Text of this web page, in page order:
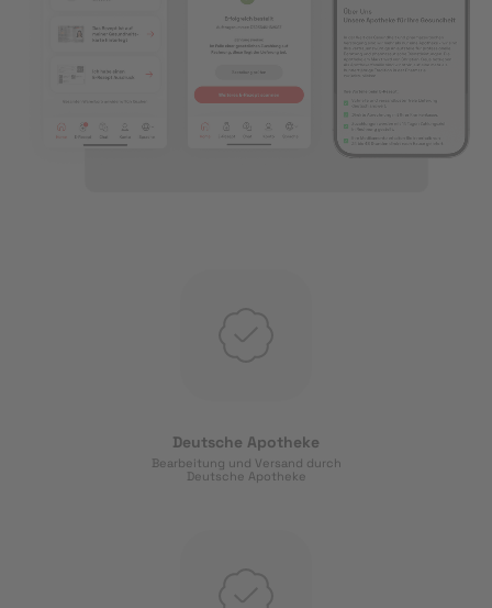
Deutsche Apotheke
Bearbeitung und Versand durch
Deutsche Apotheke